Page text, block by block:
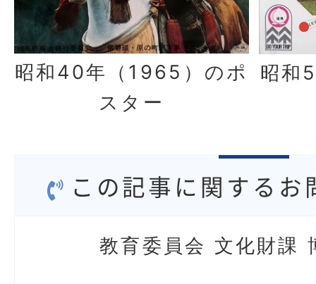
昭和40年（1965）のポ
スター
昭和
この記事に関するお
教育委員会 文化財課